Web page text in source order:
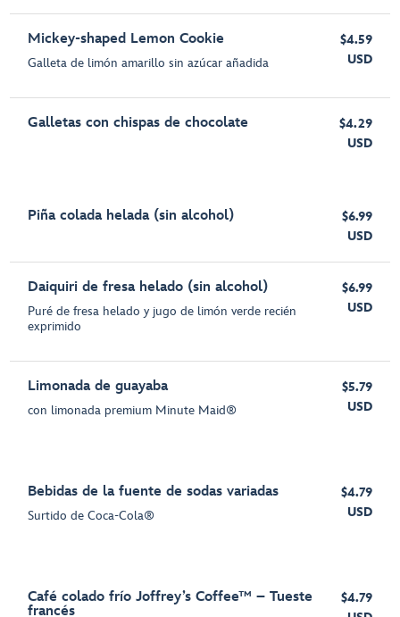
Mickey-shaped Lemon Cookie
Galleta de limón amarillo sin azúcar añadida
$4.59
USD
Galletas con chispas de chocolate
$4.29
USD
Piña colada helada (sin alcohol)
$6.99
USD
Daiquiri de fresa helado (sin alcohol)
Puré de fresa helado y jugo de limón verde recién
exprimido
$6.99
USD
Limonada de guayaba
con limonada premium Minute Maid®
$5.79
USD
Bebidas de la fuente de sodas variadas
Surtido de Coca-Cola®
$4.79
USD
Café colado frío Joffrey’s Coffee™ – Tueste
francés
$4.79